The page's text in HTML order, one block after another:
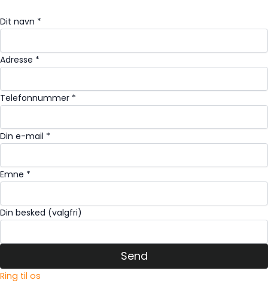
Dit navn *
Adresse *
Telefonnummer *
Din e-mail *
Emne *
Din besked (valgfri)
Ring til os